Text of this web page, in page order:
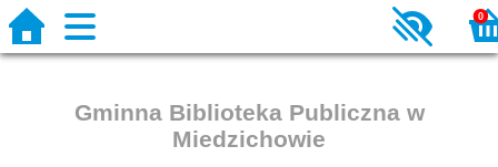
0
Gminna Biblioteka Publiczna w
Miedzichowie